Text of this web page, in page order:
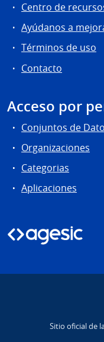
Centro de
Ayúdanos a
Términos de uso
Contacto
Acceso por
Conjuntos de
Organizaciones
Categorias
Aplicaciones
Sitio oficial de